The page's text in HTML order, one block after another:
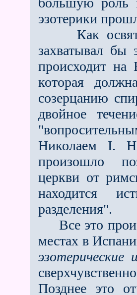
эзотерики
Как
захватывал бы
происходит на
которая
созерцанию
двойное
Николаем I.
произошло
церкви от
находится
разделения".
Всe это
местах в
эзотерические
Позднее это